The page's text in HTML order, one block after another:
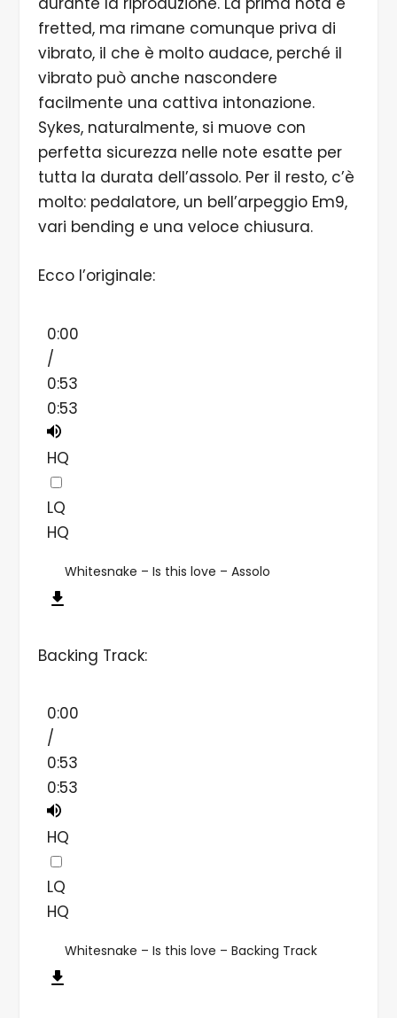
fretted, ma rimane comunque priva di
vibrato, il che è molto audace, perché il
vibrato può anche nascondere
facilmente una cattiva intonazione.
Sykes, naturalmente, si muove con
perfetta sicurezza nelle note esatte per
tutta la durata dell’assolo. Per il resto, c’è
molto: pedalatore, un bell’arpeggio Em9,
vari bending e una veloce chiusura.
Ecco l’originale:
0:00
/
0:53
0:53
HQ
LQ
HQ
Whitesnake – Is this love – Assolo
Backing Track:
0:00
/
0:53
0:53
HQ
LQ
HQ
Whitesnake – Is this love – Backing Track